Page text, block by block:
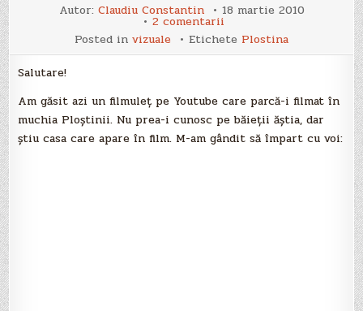
Autor: Claudiu Constantin 18 martie 2010
2 comentarii
Sania
de
la
Posted in vizuale Etichete Plostina
Salutare!
Am găsit azi un filmuleţ pe Youtube care parcă-i filmat în
muchia Ploştinii. Nu prea-i cunosc pe băieţii ăştia, dar
ştiu casa care apare în film. M-am gândit să împart cu voi: